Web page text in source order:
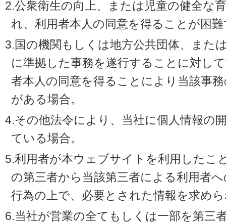
2.公衆衛生の向上、または児童の健全な
れ、利用者本人の同意を得ることが困
3.国の機関もしくは地方公共団体、また
に準拠した事務を遂行することに対し
者本人の同意を得ることにより当該事
がある場合。
4.その他法令により、当社に個人情報の
ている場合。
5.利用者が本ウェブサイトを利用したこ
の第三者から当該第三者による利用者
行為の上で、必要とされた情報を求め
6.当社が営業の全てもしくは一部を第三